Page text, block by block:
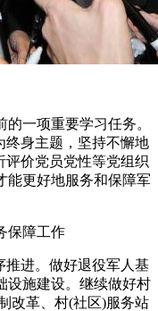
一项重要学习任务。
终身主题，坚持不懈地
评价党员党性等党组织
能更好地服务和保障军
保障工作
推进。做好退役军人基
设施建设。继续做好村
改革、村(社区)服务站